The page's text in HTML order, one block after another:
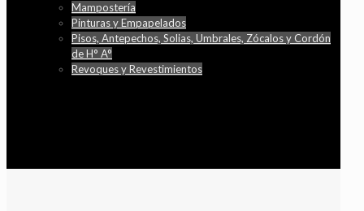
Mampostería
Pinturas y Empapelados
Pisos, Antepechos, Solias, Umbrales, Zócalos y Cordón
de H° A°
Revoques y Revestimientos